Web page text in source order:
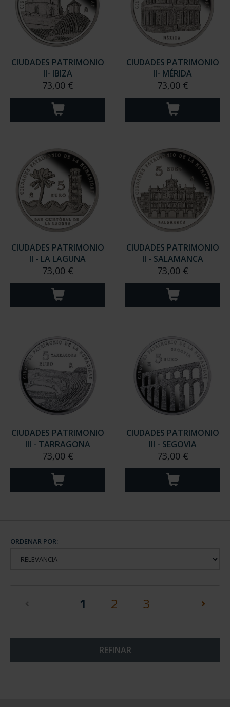
CIUDADES PATRIMONIO
II- IBIZA
73,00 €
CIUDADES PATRIMONIO
II- MÉRIDA
73,00 €
CIUDADES PATRIMONIO
II - LA LAGUNA
73,00 €
CIUDADES PATRIMONIO
II - SALAMANCA
73,00 €
CIUDADES PATRIMONIO
III - TARRAGONA
73,00 €
CIUDADES PATRIMONIO
III - SEGOVIA
73,00 €
ORDENAR POR:
1 (current)
2 3
REFINAR